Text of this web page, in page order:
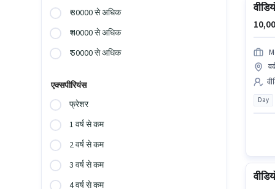
₹ 30000 से अधिक
₹ 40000 से अधिक
₹ 50000 से अधिक
एक्सपीरियंस
फ्रेशर
1 वर्ष से कम
2 वर्ष से कम
3 वर्ष से कम
4 वर्ष से कम
Day